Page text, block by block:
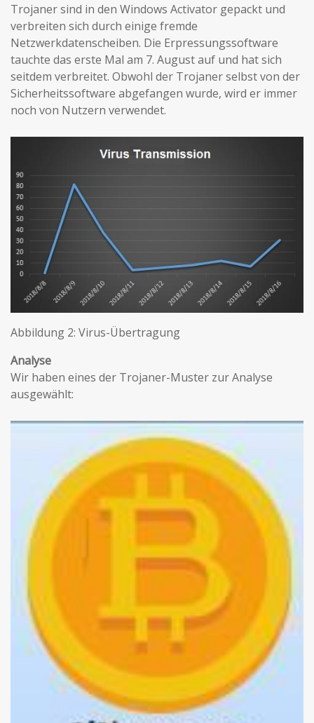
Trojaner sind in den Windows Activator gepackt und
verbreiten sich durch einige fremde
Netzwerkdatenscheiben. Die Erpressungssoftware
tauchte das erste Mal am 7. August auf und hat sich
seitdem verbreitet. Obwohl der Trojaner selbst von der
Sicherheitssoftware abgefangen wurde, wird er immer
noch von Nutzern verwendet.
Abbildung 2: Virus-Übertragung
Analyse
Wir haben eines der Trojaner-Muster zur Analyse
ausgewählt: